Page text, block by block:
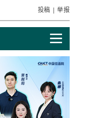
投稿 | 举报